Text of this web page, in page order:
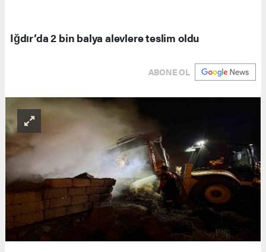
Iğdır’da 2 bin balya alevlere teslim oldu
ABONE OL